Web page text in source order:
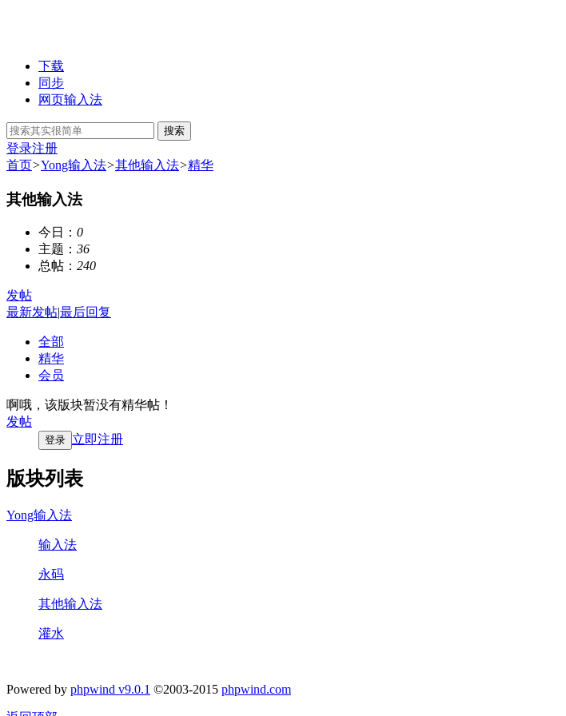
下载
同步
网页输入法
搜索
登录注册
首页>Yong输入法>其他输入法>精华
其他输入法
今日： 0
主题： 36
总帖： 240
发帖
最新发帖|最后回复
全部
精华
会员
啊哦，该版块暂没有精华帖！
发帖
登录 立即注册
版块列表
Yong输入法
输入法
永码
其他输入法
灌水
Powered by phpwind v9.0.1 ©2003-2015 phpwind.com